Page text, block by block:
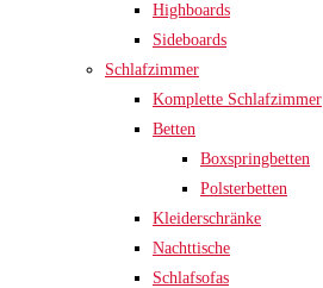
Highboards
Sideboards
Schlafzimmer
Komplette Schlafzimmer
Betten
Boxspringbetten
Polsterbetten
Kleiderschränke
Nachttische
Schlafsofas